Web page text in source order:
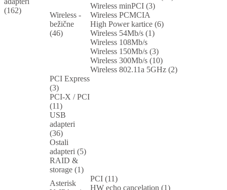
(162)
Wireless -
bežične
(46)
Wireless minPCI (3)
Wireless PCMCIA
High Power kartice (6)
Wireless 54Mb/s (1)
Wireless 108Mb/s
Wireless 150Mb/s (3)
Wireless 300Mb/s (10)
Wireless 802.11a 5GHz (2)
PCI Express
(3)
PCI-X / PCI
(11)
USB
adapteri
(36)
Ostali
adapteri (5)
RAID &
storage (1)
Asterisk
PCI (11)
HW echo cancelation (1)